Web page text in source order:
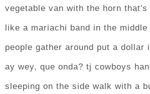
vegetable van with the horn that's
like a mariachi band in the
people gather around put a dollar
ay wey, que onda? tj cowboys
sleeping on the side walk with a